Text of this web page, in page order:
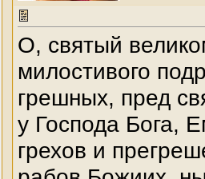
О, святый
милостивого
грешных, пред
у Господа Бога,
грехов и